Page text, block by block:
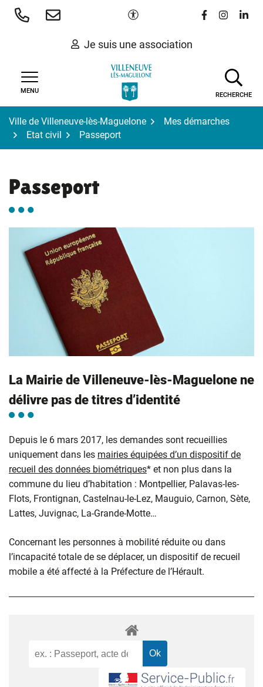
Aller
Paramètres d'accessibilité
Lien vers le
Lien vers
Lien
Je suis une association
MENU
RECHERCHE
Ville de Villeneuve-lès-Maguelone
Mes démarches
Etat civil
Passeport
Passeport
La Mairie de Villeneuve-lès-Maguelone ne
délivre pas de titres d’identité
Depuis le 6 mars 2017, les demandes sont recueillies
uniquement dans les mairies équipées d’un dispositif de
recueil des données biométriques* et non plus dans la
commune du lieu d’habitation : Montpellier, Palavas-les-
Flots, Frontignan, Castelnau-le-Lez, Mauguio, Carnon, Sète,
Lattes, Juvignac, La-Grande-Motte…
Concernant les personnes à mobilité réduite ou dans
l’incapacité totale de se déplacer, un dispositif de recueil
mobile a été affecté à la Préfecture de l’Hérault.